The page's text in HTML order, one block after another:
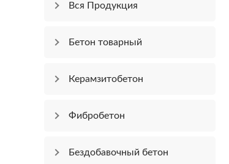
Вся Продукция
Бетон товарный
Керамзитобетон
Фибробетон
Бездобавочный бетон